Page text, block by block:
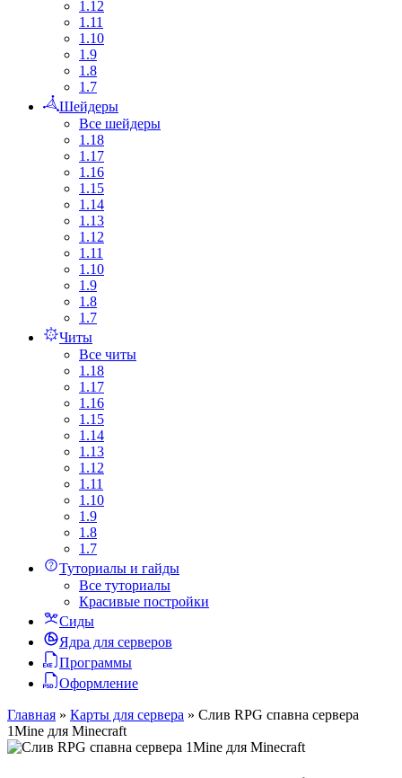
1.12
1.11
1.10
1.9
1.8
1.7
Шейдеры
Все шейдеры
1.18
1.17
1.16
1.15
1.14
1.13
1.12
1.11
1.10
1.9
1.8
1.7
Читы
Все читы
1.18
1.17
1.16
1.15
1.14
1.13
1.12
1.11
1.10
1.9
1.8
1.7
Туториалы и гайды
Все туториалы
Красивые постройки
Сиды
Ядра для серверов
Программы
Оформление
Главная » Карты для сервера » Слив RPG спавна сервера
1Mine для Minecraft